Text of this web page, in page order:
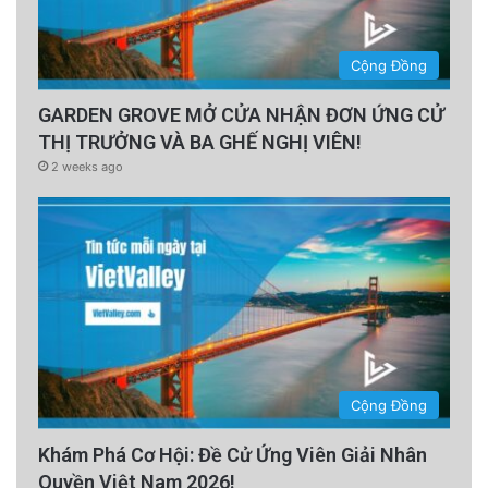
Nghiên cứu trên cũng phát hiện ra rằng những
người cô đơn có thói quen từ chối sự hỗ trợ xã
hội hoặc đơn giản là không tìm kiếm sự hỗ trợ
đó.
Không phải vì họ không cần, mà vì phản ứng
của họ đối với sự cô đơn là tiếp tục rút lui.
Cộng Đồng
GARDEN GROVE MỞ CỬA NHẬN ĐƠN ỨNG CỬ
THỊ TRƯỞNG VÀ BA GHẾ NGHỊ VIÊN!
2 weeks ago
Cộng Đồng
Khám Phá Cơ Hội: Đề Cử Ứng Viên Giải Nhân
Quyền Việt Nam 2026!